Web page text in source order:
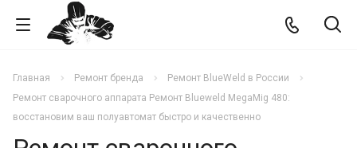
Главная Ремонт бренда
Ремонт BlueWeld в России
Ремонт сварочного аппарата Ремонт Blueweld MegaMig 480:
восстановим ваш полуавтомат быстро и качественно